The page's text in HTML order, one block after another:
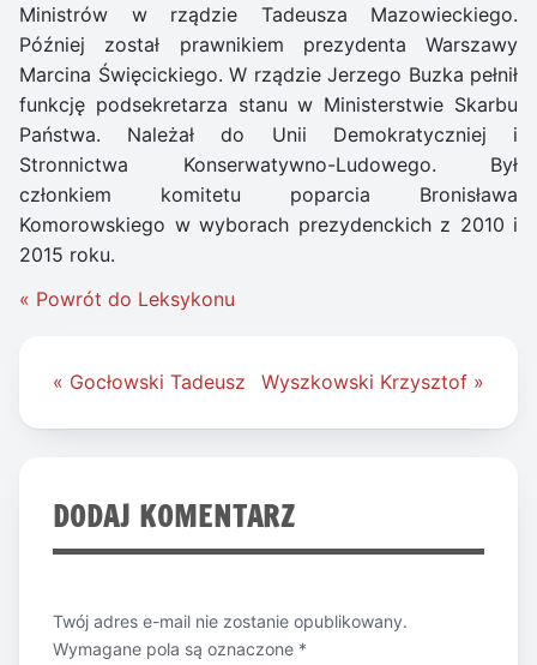
Ministrów w rządzie Tadeusza Mazowieckiego.
Później został prawnikiem prezydenta Warszawy
Marcina Święcickiego. W rządzie Jerzego Buzka pełnił
funkcję podsekretarza stanu w Ministerstwie Skarbu
Państwa. Należał do Unii Demokratyczniej i
Stronnictwa Konserwatywno-Ludowego. Był
członkiem komitetu poparcia Bronisława
Komorowskiego w wyborach prezydenckich z 2010 i
2015 roku.
« Powrót do Leksykonu
Nawigacja
« Gocłowski Tadeusz Wyszkowski Krzysztof »
DODAJ KOMENTARZ
Twój adres e-mail nie zostanie opublikowany.
Wymagane pola są oznaczone *